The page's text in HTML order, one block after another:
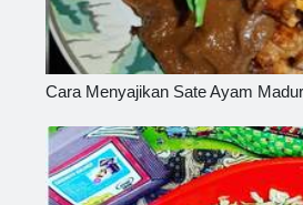
Cara Menyajikan Sate Ayam